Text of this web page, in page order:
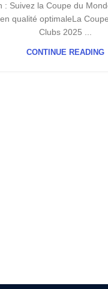
: Suivez la Coupe du
qualité optimaleLa
Clubs 2025 ...
CONTINUE READING